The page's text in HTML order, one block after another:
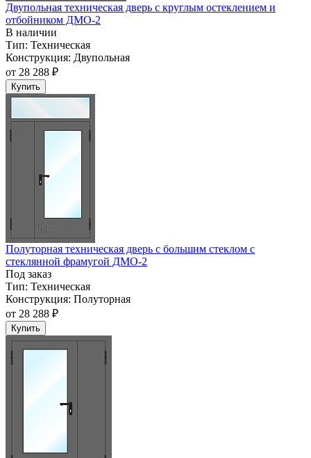
Двупольная техническая дверь c круглым остеклением и
отбойником ДМО-2
В наличии
Тип: Техническая
Конструкция: Двупольная
от 28 288 ₽
Купить
Полуторная техническая дверь с большим стеклом с
стеклянной фрамугой ДМО-2
Под заказ
Тип: Техническая
Конструкция: Полуторная
от 28 288 ₽
Купить